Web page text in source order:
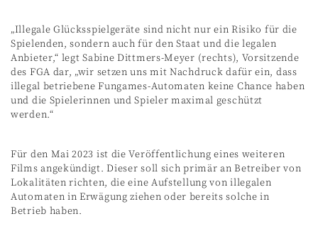
„Illegale Glücksspielgeräte sind nicht nur ein Risiko für die
Spielenden, sondern auch für den Staat und die legalen
Anbieter,“ legt Sabine Dittmers-Meyer (rechts), Vorsitzende
des FGA dar, „wir setzen uns mit Nachdruck dafür ein, dass
illegal betriebene Fungames-Automaten keine Chance haben
und die Spielerinnen und Spieler maximal geschützt
werden.“
Für den Mai 2023 ist die Veröffentlichung eines weiteren
Films angekündigt. Dieser soll sich primär an Betreiber von
Lokalitäten richten, die eine Aufstellung von illegalen
Automaten in Erwägung ziehen oder bereits solche in
Betrieb haben.